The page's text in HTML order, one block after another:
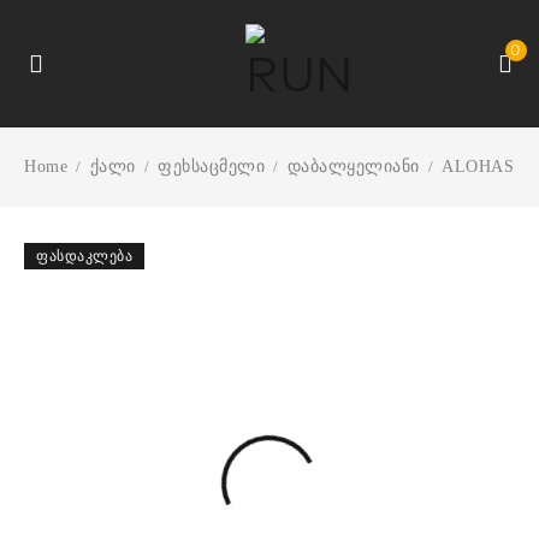
0
Home / ქალი / ფეხსაცმელი / დაბალყელიანი / ALOHAS
ᲤᲐᲡᲓᲐᲙᲚᲔᲑᲐ